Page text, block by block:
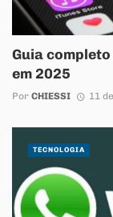
Guia
em 2025
Por CHIESSI 11
TECNOLOGIA